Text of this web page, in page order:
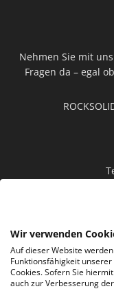
Nehmen Sie mit
Fragen da – egal
Wir verwenden
Auf dieser Website
Funktionsfähigkeit
Cookies. Sofern Sie
auch zur Verbesserung